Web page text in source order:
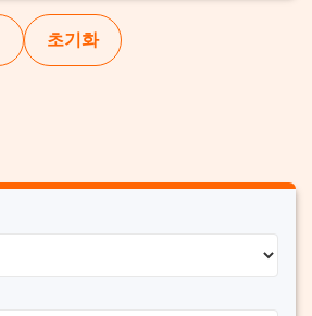
초기화